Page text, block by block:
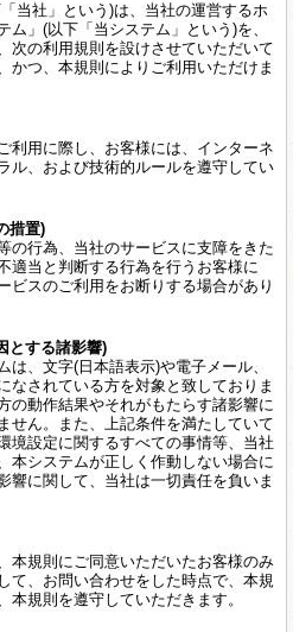
当社」という)は、当社の運営するホ
」(以下「当システム」という)を、
次の利用規則を設けさせていただいて
かつ、本規則によりご利用いただけま
利用に際し、お客様には、インターネ
ル、および技術的ルールを遵守してい
措置)
の行為、当社のサービスに支障をきた
適当と判断する行為を行うお客様に
ビスのご利用をお断りする場合があり
とする諸影響)
、文字(日本語表示)や電子メール、
なされている方を対象と致しておりま
の動作結果やそれがもたらす諸影響に
せん。また、上記条件を満たしていて
境設定に関するすべての事情等、当社
本システムが正しく作動しない場合に
響に関して、当社は一切責任を負いま
本規則にご同意いただいたお客様のみ
て、お問い合わせをした時点で、本規
規則を遵守していただきます。